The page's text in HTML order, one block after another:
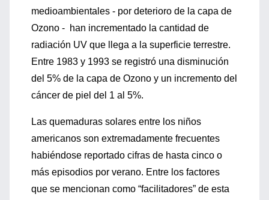
medioambientales - por deterioro de la capa de
Ozono - han incrementado la cantidad de
radiación UV que llega a la superficie terrestre.
Entre 1983 y 1993 se registró una disminución
del 5% de la capa de Ozono y un incremento del
cáncer de piel del 1 al 5%.
Las quemaduras solares entre los niños
americanos son extremadamente frecuentes
habiéndose reportado cifras de hasta cinco o
más episodios por verano. Entre los factores
que se mencionan como “facilitadores” de esta